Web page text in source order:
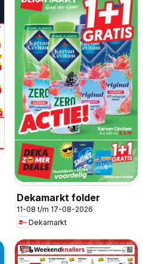
Dekamarkt folder
11-08 t/m 17-08-2026
Dekamarkt